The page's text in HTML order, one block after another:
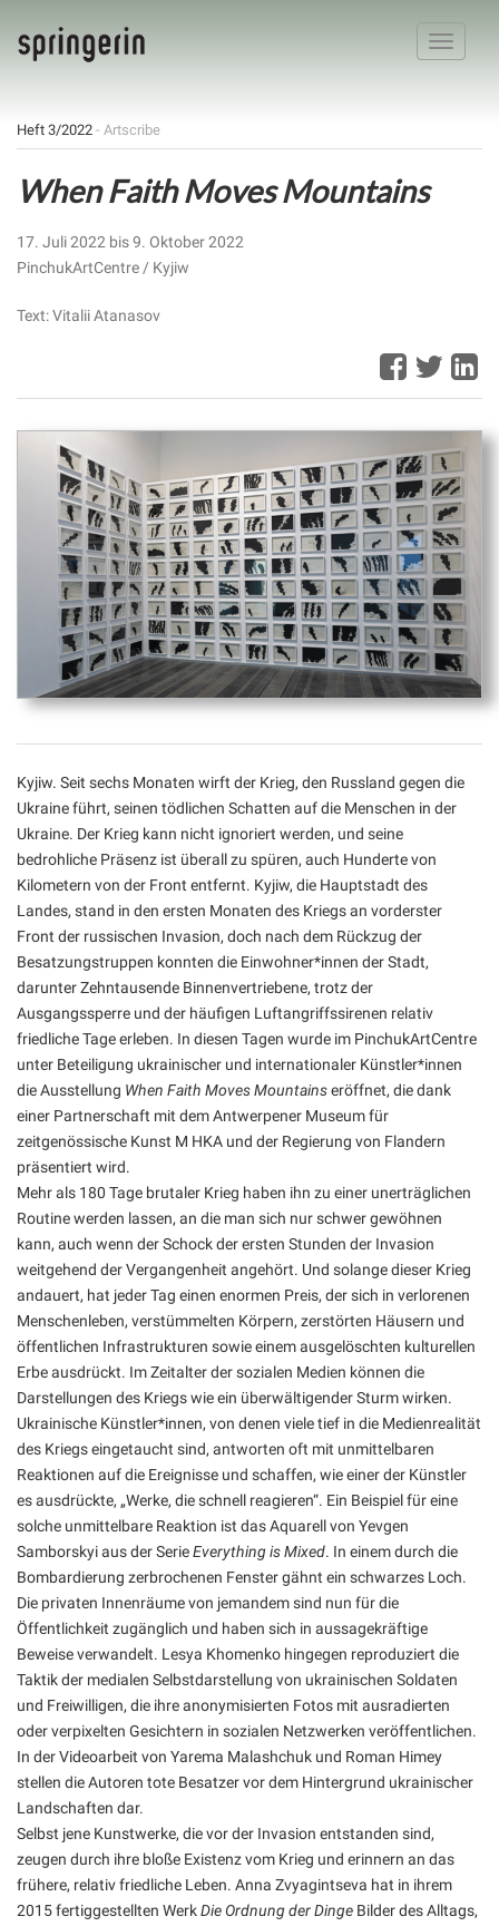
Toggle
Heft 3/2022 - Artscribe
When Faith Moves Mountains
17. Juli 2022 bis 9. Oktober 2022
PinchukArtCentre / Kyjiw
Text: Vitalii Atanasov
Kyjiw. Seit sechs Monaten wirft der Krieg, den Russland gegen die
Ukraine führt, seinen tödlichen Schatten auf die Menschen in der
Ukraine. Der Krieg kann nicht ignoriert werden, und seine
bedrohliche Präsenz ist überall zu spüren, auch Hunderte von
Kilometern von der Front entfernt. Kyjiw, die Hauptstadt des
Landes, stand in den ersten Monaten des Kriegs an vorderster
Front der russischen Invasion, doch nach dem Rückzug der
Besatzungstruppen konnten die Einwohner*innen der Stadt,
darunter Zehntausende Binnenvertriebene, trotz der
Ausgangssperre und der häufigen Luftangriffssirenen relativ
friedliche Tage erleben. In diesen Tagen wurde im PinchukArtCentre
unter Beteiligung ukrainischer und internationaler Künstler*innen
die Ausstellung When Faith Moves Mountainseröffnet, die dank
einer Partnerschaft mit dem Antwerpener Museum für
zeitgenössische Kunst M HKA und der Regierung von Flandern
präsentiert wird.
Mehr als 180 Tage brutaler Krieg haben ihn zu einer unerträglichen
Routine werden lassen, an die man sich nur schwer gewöhnen
kann, auch wenn der Schock der ersten Stunden der Invasion
weitgehend der Vergangenheit angehört. Und solange dieser Krieg
andauert, hat jeder Tag einen enormen Preis, der sich in verlorenen
Menschenleben, verstümmelten Körpern, zerstörten Häusern und
öffentlichen Infrastrukturen sowie einem ausgelöschten kulturellen
Erbe ausdrückt. Im Zeitalter der sozialen Medien können die
Darstellungen des Kriegs wie ein überwältigender Sturm wirken.
Ukrainische Künstler*innen, von denen viele tief in die Medienrealität
des Kriegs eingetaucht sind, antworten oft mit unmittelbaren
Reaktionen auf die Ereignisse und schaffen, wie einer der Künstler
es ausdrückte, „Werke, die schnell reagieren“. Ein Beispiel für eine
solche unmittelbare Reaktion ist das Aquarell von Yevgen
Samborskyi aus der SerieEverything is Mixed. In einem durch die
Bombardierung zerbrochenen Fenster gähnt ein schwarzes Loch.
Die privaten Innenräume von jemandem sind nun für die
Öffentlichkeit zugänglich und haben sich in aussagekräftige
Beweise verwandelt. Lesya Khomenko hingegen reproduziert die
Taktik der medialen Selbstdarstellung von ukrainischen Soldaten
und Freiwilligen, die ihre anonymisierten Fotos mit ausradierten
oder verpixelten Gesichtern in sozialen Netzwerken veröffentlichen.
In der Videoarbeit von Yarema Malashchuk und Roman Himey
stellen die Autoren tote Besatzer vor dem Hintergrund ukrainischer
Landschaften dar.
Selbst jene Kunstwerke, die vor der Invasion entstanden sind,
zeugen durch ihre bloße Existenz vom Krieg und erinnern an das
frühere, relativ friedliche Leben. Anna Zvyagintseva hat in ihrem
2015 fertiggestellten WerkDie Ordnung der Dinge Bilder des Alltags,